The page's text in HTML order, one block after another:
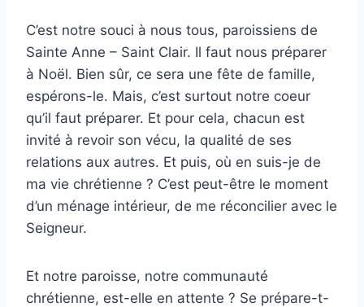
C’est notre souci à nous tous, paroissiens de
Sainte Anne – Saint Clair. Il faut nous préparer
à Noël. Bien sûr, ce sera une fête de famille,
espérons-le. Mais, c’est surtout notre coeur
qu’il faut préparer. Et pour cela, chacun est
invité à revoir son vécu, la qualité de ses
relations aux autres. Et puis, où en suis-je de
ma vie chrétienne ? C’est peut-être le moment
d’un ménage intérieur, de me réconcilier avec le
Seigneur.
Et notre paroisse, notre communauté
chrétienne, est-elle en attente ? Se prépare-t-